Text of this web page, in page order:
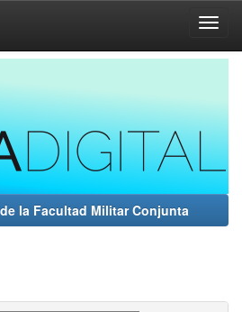
la Facultad Militar Conjunta